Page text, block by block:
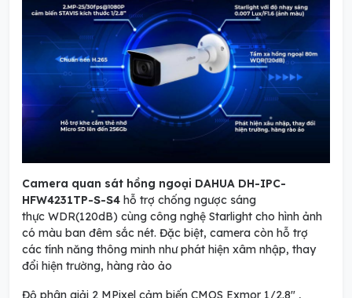
Camera quan sát hồng ngoại DAHUA DH-IPC-
HFW4231TP-S-S4 hỗ trợ chống ngược sáng
thực WDR(120dB) cùng công nghệ Starlight cho hình ảnh
có màu ban đêm sắc nét. Đặc biệt, camera còn hỗ trợ
các tính năng thông minh như phát hiện xâm nhập, thay
đổi hiện trường, hàng rào ảo
Độ phân giải 2 MPixel cảm biến CMOS Exmor 1/2.8" ,